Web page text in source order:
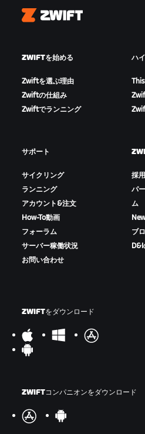
Zwift
ZWIFTを始める
Zwiftを選ぶ理由
Zwiftの仕組み
Zwiftでランニング
ハ
サポート
サイクリング
ランニング
アカウント&注文
How-To動画
フォーラム
サーバー稼働状況
お問い合わせ
採
パ
ム
ブ
ZWIFTをダウンロード
ZWIFTコンパニオンをダウンロード